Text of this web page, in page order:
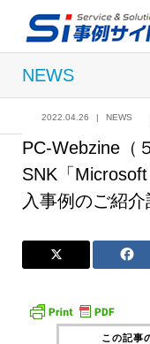
NEWS
記事 NEWS
2022.04.26 NEWS
PC-Webzine（
SNK「
入事例のご紹
この記事